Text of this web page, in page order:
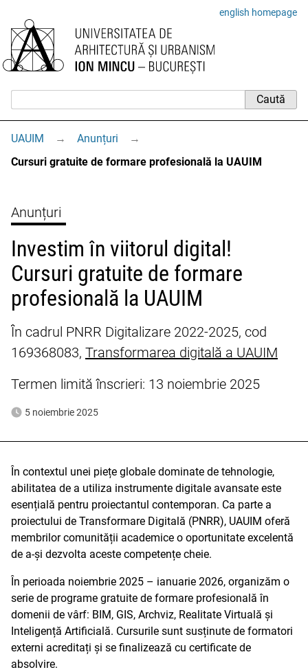
english homepage
UAUIM → Anunțuri
→
Cursuri gratuite de formare profesională la UAUIM
Anunțuri
Investim în viitorul digital!
Cursuri gratuite de formare
profesională la UAUIM
În cadrul PNRR Digitalizare 2022-2025, cod
169368083, Transformarea digitală a UAUIM
Termen limită înscrieri: 13 noiembrie 2025
5 noiembrie 2025
În contextul unei piețe globale dominate de tehnologie,
abilitatea de a utiliza instrumente digitale avansate este
esențială pentru proiectantul contemporan. Ca parte a
proiectului de Transformare Digitală (PNRR), UAUIM oferă
membrilor comunității academice o oportunitate excelentă
de a-și dezvolta aceste competențe cheie.
În perioada noiembrie 2025 – ianuarie 2026, organizăm o
serie de programe gratuite de formare profesională în
domenii de vârf: BIM, GIS, Archviz, Realitate Virtuală și
Inteligență Artificială. Cursurile sunt susținute de formatori
externi acreditați și se finalizează cu certificate de
absolvire.